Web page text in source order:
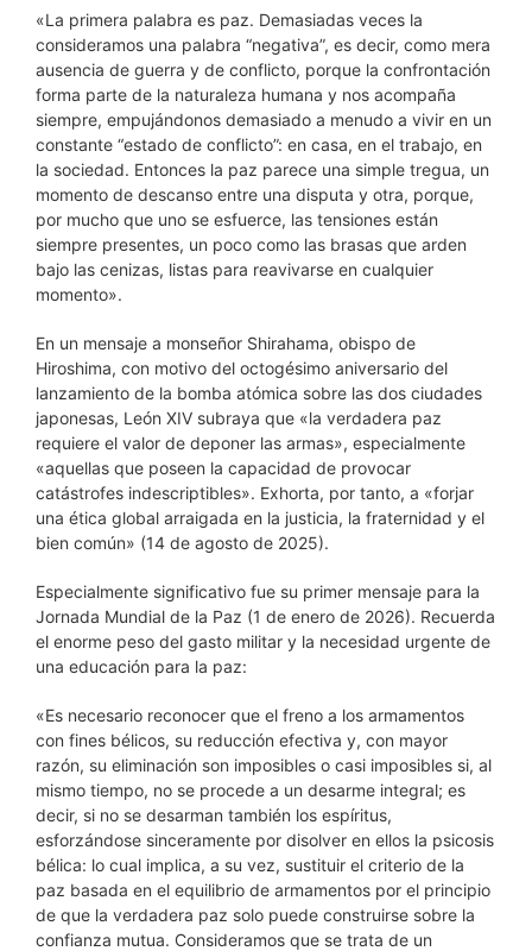
«La primera palabra es paz. Demasiadas veces la
consideramos una palabra “negativa”, es decir, como mera
ausencia de guerra y de conflicto, porque la confrontación
forma parte de la naturaleza humana y nos acompaña
siempre, empujándonos demasiado a menudo a vivir en un
constante “estado de conflicto”: en casa, en el trabajo, en
la sociedad. Entonces la paz parece una simple tregua, un
momento de descanso entre una disputa y otra, porque,
por mucho que uno se esfuerce, las tensiones están
siempre presentes, un poco como las brasas que arden
bajo las cenizas, listas para reavivarse en cualquier
momento».
En un mensaje a monseñor Shirahama, obispo de
Hiroshima, con motivo del octogésimo aniversario del
lanzamiento de la bomba atómica sobre las dos ciudades
japonesas, León XIV subraya que «la verdadera paz
requiere el valor de deponer las armas», especialmente
«aquellas que poseen la capacidad de provocar
catástrofes indescriptibles». Exhorta, por tanto, a «forjar
una ética global arraigada en la justicia, la fraternidad y el
bien común» (14 de agosto de 2025).
Especialmente significativo fue su primer mensaje para la
Jornada Mundial de la Paz (1 de enero de 2026). Recuerda
el enorme peso del gasto militar y la necesidad urgente de
una educación para la paz:
«Es necesario reconocer que el freno a los armamentos
con fines bélicos, su reducción efectiva y, con mayor
razón, su eliminación son imposibles o casi imposibles si, al
mismo tiempo, no se procede a un desarme integral; es
decir, si no se desarman también los espíritus,
esforzándose sinceramente por disolver en ellos la psicosis
bélica: lo cual implica, a su vez, sustituir el criterio de la
paz basada en el equilibrio de armamentos por el principio
de que la verdadera paz solo puede construirse sobre la
confianza mutua. Consideramos que se trata de un